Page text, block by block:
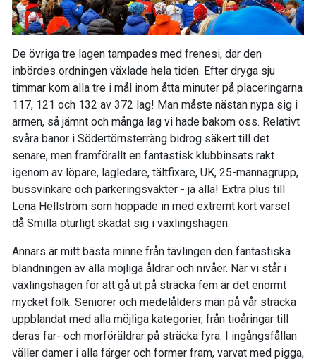
De övriga tre lagen tampades med frenesi, där den
inbördes ordningen växlade hela tiden. Efter dryga sju
timmar kom alla tre i mål inom åtta minuter på placeringarna
117, 121 och 132 av 372 lag! Man måste nästan nypa sig i
armen, så jämnt och många lag vi hade bakom oss. Relativt
svåra banor i Södertörnsterräng bidrog säkert till det
senare, men framförallt en fantastisk klubbinsats rakt
igenom av löpare, lagledare, tältfixare, UK, 25-mannagrupp,
bussvinkare och parkeringsvakter - ja alla! Extra plus till
Lena Hellström som hoppade in med extremt kort varsel
då Smilla oturligt skadat sig i växlingshagen.
Annars är mitt bästa minne från tävlingen den fantastiska
blandningen av alla möjliga åldrar och nivåer. När vi står i
växlingshagen för att gå ut på sträcka fem är det enormt
mycket folk. Seniorer och medelålders män på vår sträcka
uppblandat med alla möjliga kategorier, från tioåringar till
deras far- och morföräldrar på sträcka fyra. I ingångsfållan
väller damer i alla färger och former fram, varvat med pigga,